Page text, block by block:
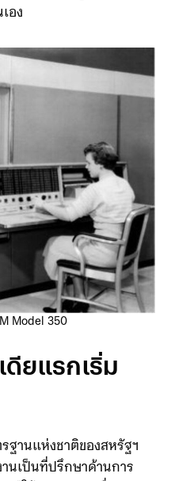
บจานแม่เหล็กขึ้นมาก่อน
อง
Model 350
ดียแรกเริ่ม